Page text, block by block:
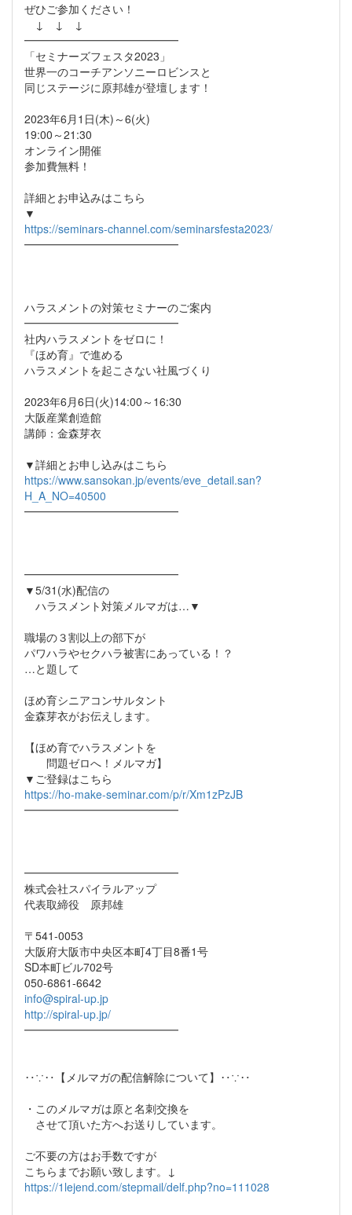
ぜひご参加ください！
↓ ↓ ↓
━━━━━━━━━━━━━━
「セミナーズフェスタ2023」
世界一のコーチアンソニーロビンスと
同じステージに原邦雄が登壇します！
2023年6月1日(木)～6(火)
19:00～21:30
オンライン開催
参加費無料！
詳細とお申込みはこちら
▼
https://seminars-channel.com/seminarsfesta2023/
━━━━━━━━━━━━━━
ハラスメントの対策セミナーのご案内
━━━━━━━━━━━━━━
社内ハラスメントをゼロに！
『ほめ育』で進める
ハラスメントを起こさない社風づくり
2023年6月6日(火)14:00～16:30
大阪産業創造館
講師：金森芽衣
▼詳細とお申し込みはこちら
https://www.sansokan.jp/events/eve_detail.san?
H_A_NO=40500
━━━━━━━━━━━━━━
━━━━━━━━━━━━━━
▼5/31(水)配信の
ハラスメント対策メルマガは…▼
職場の３割以上の部下が
パワハラやセクハラ被害にあっている！？
…と題して
ほめ育シニアコンサルタント
金森芽衣がお伝えします。
【ほめ育でハラスメントを
問題ゼロへ！メルマガ】
▼ご登録はこちら
https://ho-make-seminar.com/p/r/Xm1zPzJB
━━━━━━━━━━━━━━
━━━━━━━━━━━━━━
株式会社スパイラルアップ
代表取締役 原邦雄
〒541-0053
大阪府大阪市中央区本町4丁目8番1号
SD本町ビル702号
050-6861-6642
info@spiral-up.jp
http://spiral-up.jp/
━━━━━━━━━━━━━━
‥∵‥【メルマガの配信解除について】‥∵‥
・このメルマガは原と名刺交換を
させて頂いた方へお送りしています。
ご不要の方はお手数ですが
こちらまでお願い致します。↓
https://1lejend.com/stepmail/delf.php?no=111028